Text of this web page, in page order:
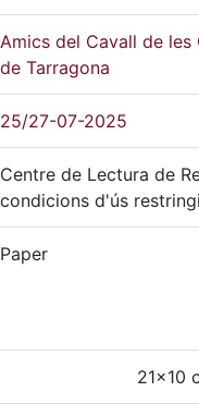
Amics del Cavall de les
de Tarragona
25/27-07-2025
Centre de Lectura de
condicions d'ús
Paper
21x10